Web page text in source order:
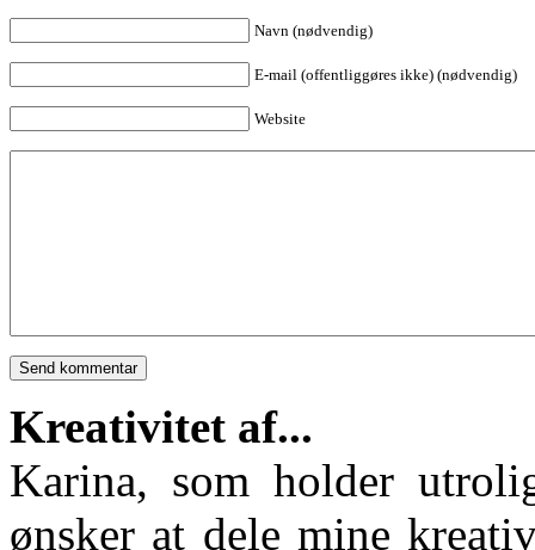
Navn (nødvendig)
E-mail (offentliggøres ikke) (nødvendig)
Website
Kreativitet af...
Karina, som holder
ønsker at dele mine